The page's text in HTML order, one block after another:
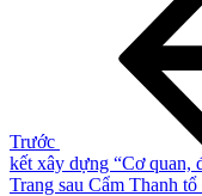
Trước
kết xây dựng “Cơ quan,
Bài
Trang sau Cẩm Thanh